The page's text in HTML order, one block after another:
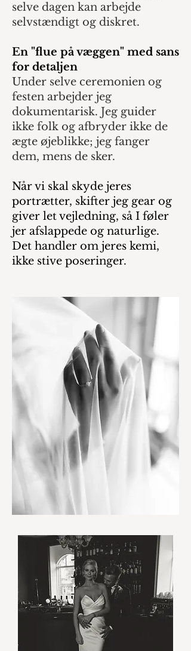
selve dagen kan arbejde
selvstændigt og diskret.
En "flue på væggen" med sans
for detaljen
Under selve ceremonien og
festen arbejder jeg
dokumentarisk. Jeg guider
ikke folk og afbryder ikke de
ægte øjeblikke; jeg fanger
dem, mens de sker.
Når vi skal skyde jeres
portrætter, skifter jeg gear og
giver let vejledning, så I føler
jer afslappede og naturlige.
Det handler om jeres kemi,
ikke stive poseringer.